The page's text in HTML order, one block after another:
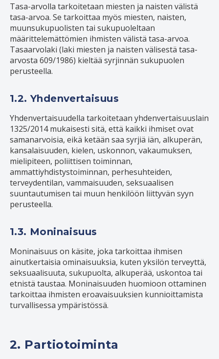
Tasa-arvolla tarkoitetaan miesten ja naisten välistä
tasa-arvoa. Se tarkoittaa myös miesten, naisten,
muunsukupuolisten tai sukupuoleltaan
määrittelemättömien ihmisten välistä tasa-arvoa.
Tasaarvolaki (laki miesten ja naisten välisestä tasa-
arvosta 609/1986) kieltää syrjinnän sukupuolen
perusteella.
1.2. Yhdenvertaisuus
Yhdenvertaisuudella tarkoitetaan yhdenvertaisuuslain
1325/2014 mukaisesti sitä, että kaikki ihmiset ovat
samanarvoisia, eikä ketään saa syrjiä iän, alkuperän,
kansalaisuuden, kielen, uskonnon, vakaumuksen,
mielipiteen, poliittisen toiminnan,
ammattiyhdistystoiminnan, perhesuhteiden,
terveydentilan, vammaisuuden, seksuaalisen
suuntautumisen tai muun henkilöön liittyvän syyn
perusteella.
1.3. Moninaisuus
Moninaisuus on käsite, joka tarkoittaa ihmisen
ainutkertaisia ominaisuuksia, kuten yksilön terveyttä,
seksuaalisuuta, sukupuolta, alkuperää, uskontoa tai
etnistä taustaa. Moninaisuuden huomioon ottaminen
tarkoittaa ihmisten eroavaisuuksien kunnioittamista
turvallisessa ympäristössä.
2. Partiotoiminta